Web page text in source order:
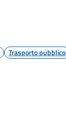
Trasporto pubblico